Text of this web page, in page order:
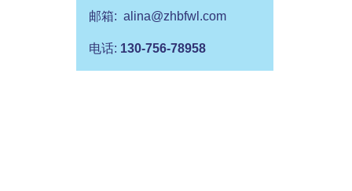
邮箱: alina@zhbfwl.com
电话: 130-756-78958